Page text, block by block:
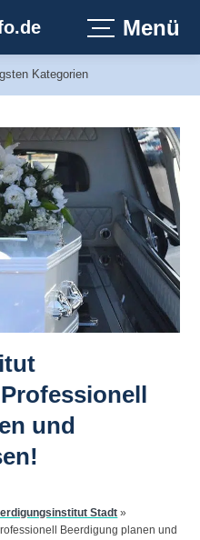
Menü
Kategorien
und
Stadt »
Beerdigung planen und